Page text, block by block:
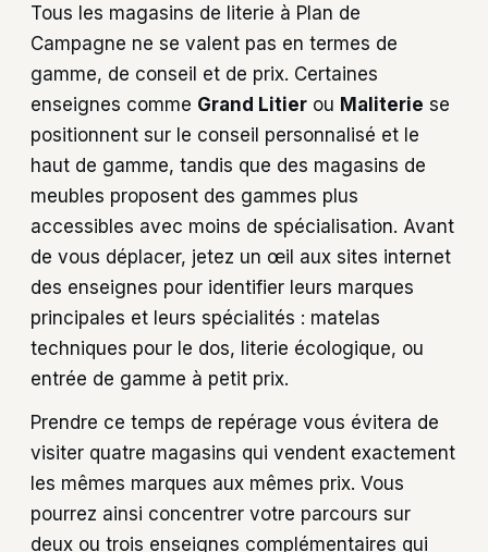
Tous les magasins de literie à Plan de
Campagne ne se valent pas en termes de
gamme, de conseil et de prix. Certaines
enseignes comme Grand Litier ou Maliterie se
positionnent sur le conseil personnalisé et le
haut de gamme, tandis que des magasins de
meubles proposent des gammes plus
accessibles avec moins de spécialisation. Avant
de vous déplacer, jetez un œil aux sites internet
des enseignes pour identifier leurs marques
principales et leurs spécialités : matelas
techniques pour le dos, literie écologique, ou
entrée de gamme à petit prix.
Prendre ce temps de repérage vous évitera de
visiter quatre magasins qui vendent exactement
les mêmes marques aux mêmes prix. Vous
pourrez ainsi concentrer votre parcours sur
deux ou trois enseignes complémentaires qui